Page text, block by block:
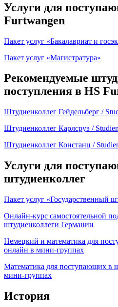
Услуги для
Furtwangen
Пакет услуг «Бакалавриат и
Пакет услуг «Магистратура»
Рекомендуемые
поступления в HS
Штудиенколлег Гейдельберг /
Штудиенколлег Карлсруэ /
Штудиенколлег Констанц /
Услуги для
штудиенколлег
Пакет услуг «Государственный
Онлайн-курс самостоятельной
штудиенколлеги Германии
Немецкий и математика для
онлайн в мини-группах
Математика для поступающих в
мини-группах
История